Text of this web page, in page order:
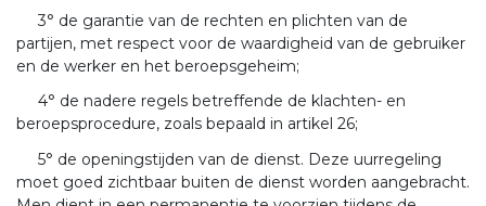
3° de garantie van de rechten en plichten van de
partijen, met respect voor de waardigheid van de gebruiker
en de werker en het beroepsgeheim;
4° de nadere regels betreffende de klachten- en
beroepsprocedure, zoals bepaald in artikel 26;
5° de openingstijden van de dienst. Deze uurregeling
moet goed zichtbaar buiten de dienst worden aangebracht.